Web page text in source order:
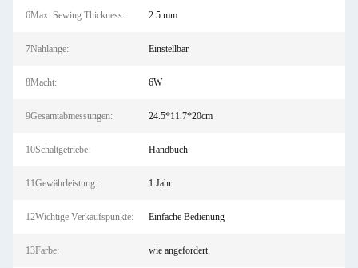
6Max. Sewing Thickness: 2.5 mm
7Nählänge: Einstellbar
8Macht: 6W
9Gesamtabmessungen: 24.5*11.7*20cm
10Schaltgetriebe: Handbuch
11Gewährleistung: 1 Jahr
12Wichtige Verkaufspunkte: Einfache Bedienung
13Farbe: wie angefordert